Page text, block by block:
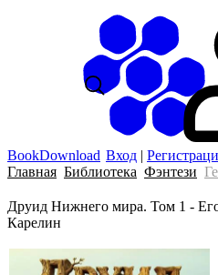
BookDownload Вход |
Главная Библиотека Фэнтези
Друид Нижнего мира. Том 1 -
Карелин